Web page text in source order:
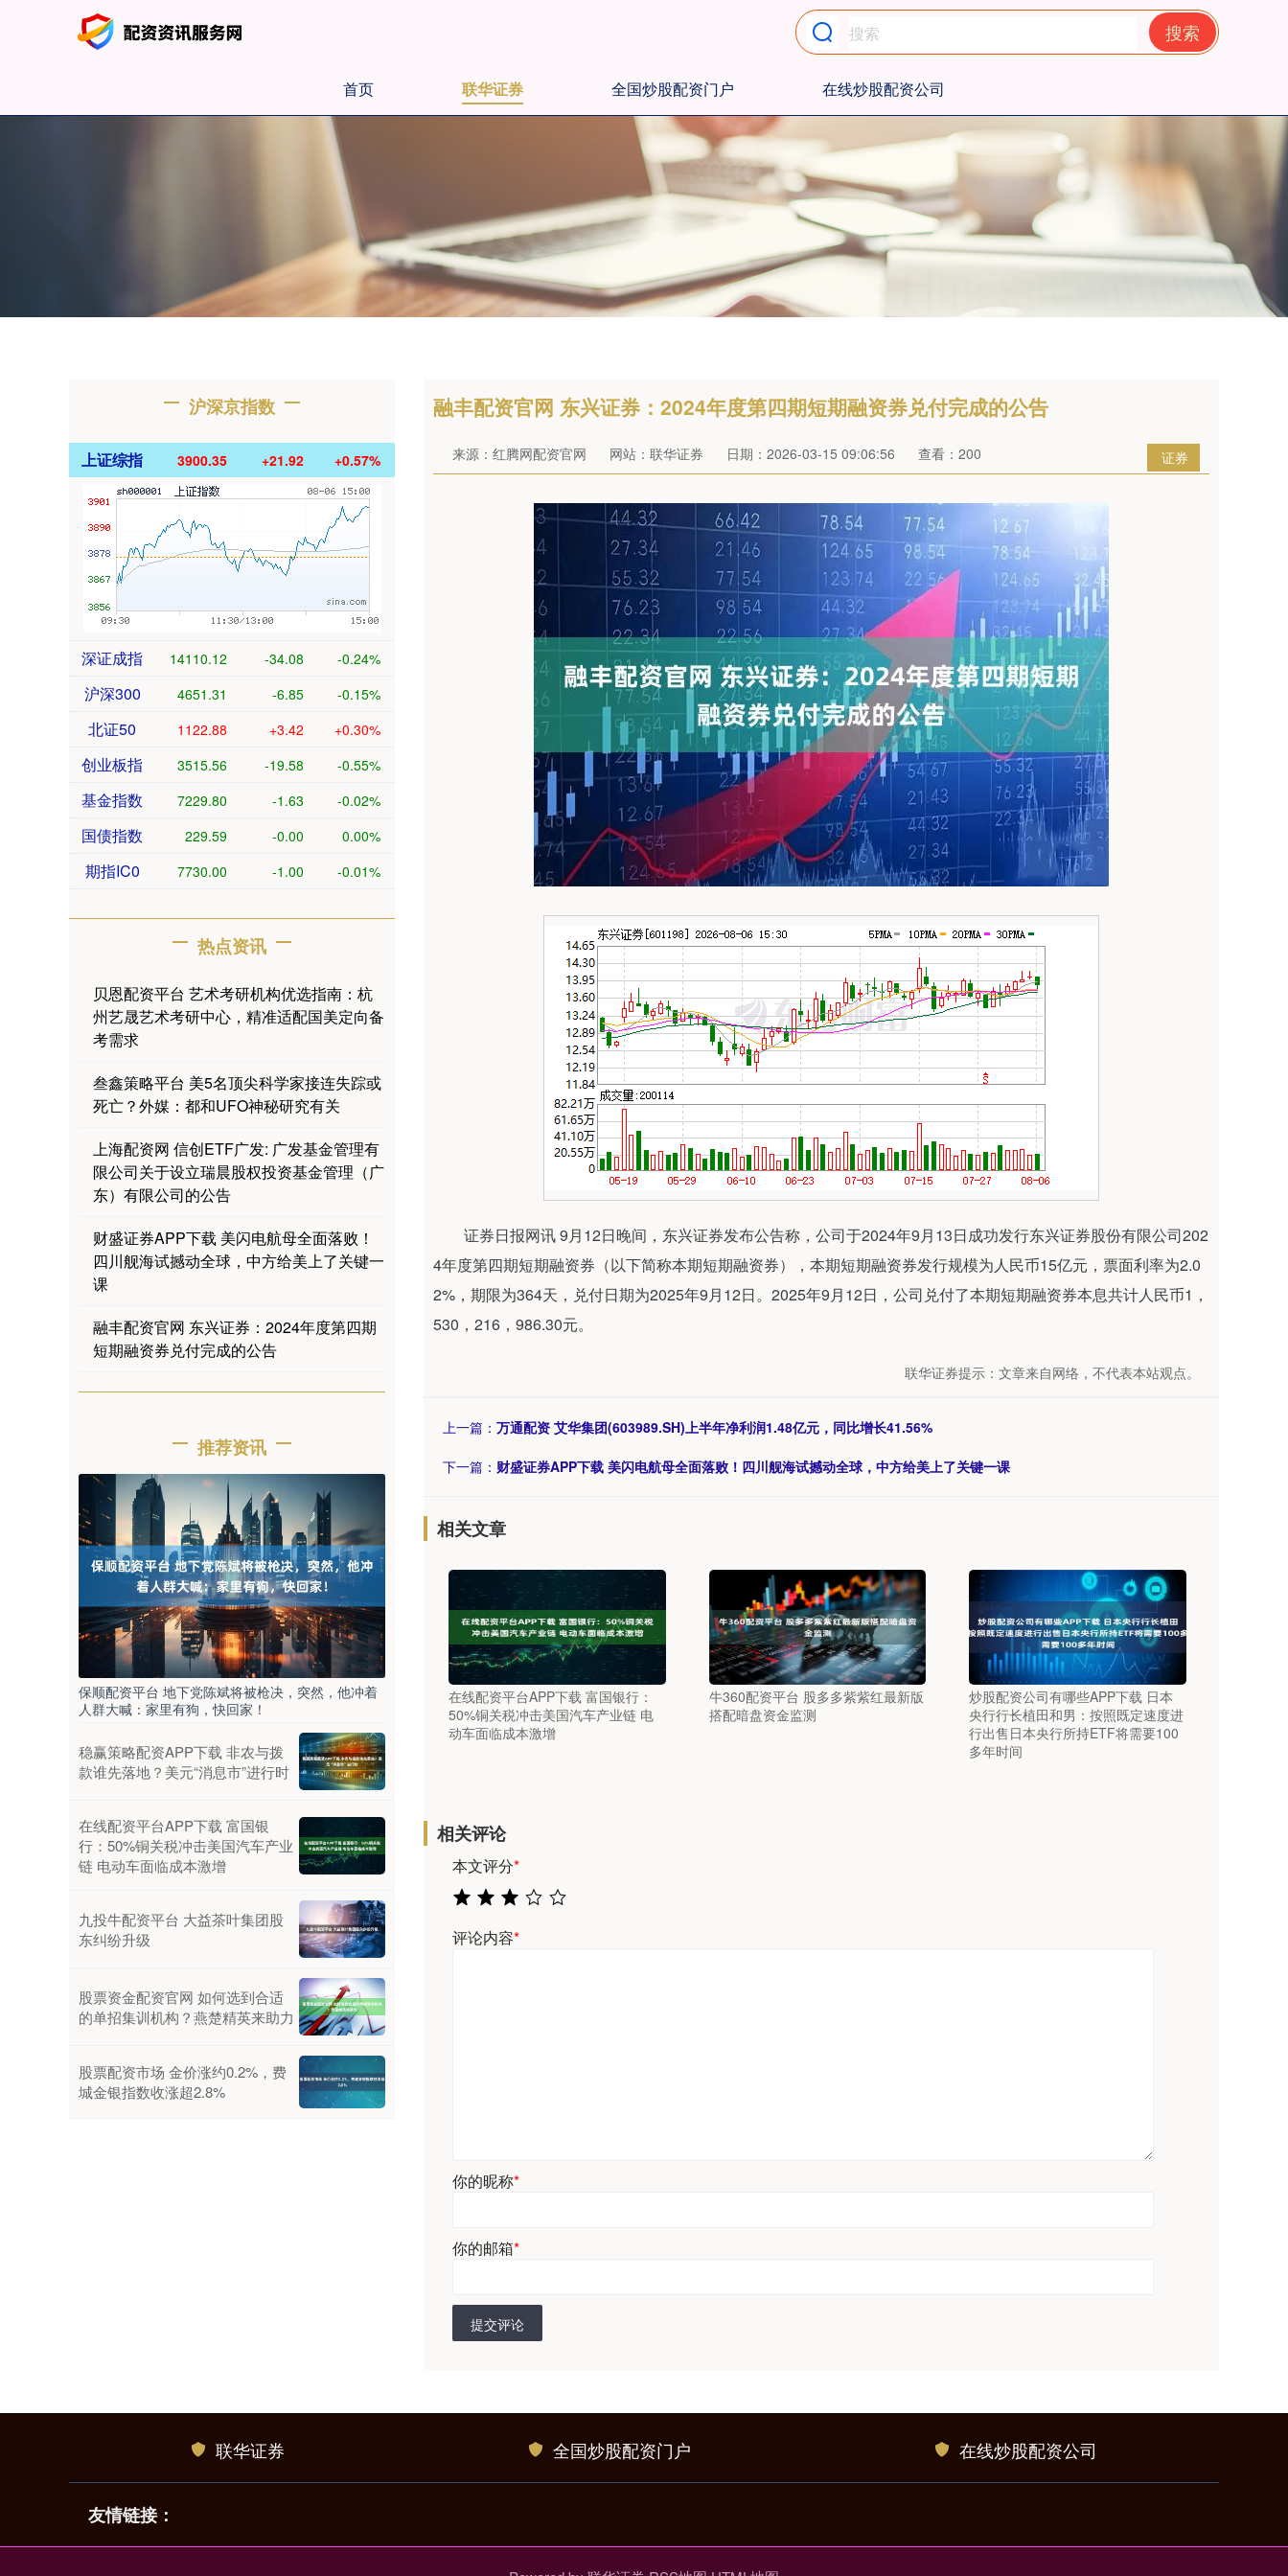
搜索
首页 联华证券 全国炒股配资门户 在线炒股配资公司
融丰配资官网 东兴证券：2024年度第四期短期融资券兑付完成的公告
证券
来源：红腾网配资官网 网站：联华证券 日期：2026-03-15 09:06:56 查看：200
证券日报网讯 9月12日晚间，东兴证券发布公告称，公司于2024年9月13日成功发行东兴证券股份有限公司202
4年度第四期短期融资券（以下简称本期短期融资券），本期短期融资券发行规模为人民币15亿元，票面利率为2.0
2%，期限为364天，兑付日期为2025年9月12日。2025年9月12日，公司兑付了本期短期融资券本息共计人民币1，
530，216，986.30元。
联华证券提示：文章来自网络，不代表本站观点。
上一篇： 万通配资 艾华集团(603989.SH)上半年净利润1.48亿元，同比增长41.56%
下一篇： 财盛证券APP下载 美闪电航母全面落败！四川舰海试撼动全球，中方给美上了关键一课
相关文章
在线配资平台APP下载 富国银行：
50%铜关税冲击美国汽车产业链 电
动车面临成本激增
牛360配资平台 股多多紫紫红最新版
搭配暗盘资金监测
炒股配资公司有哪些APP下载 日本
央行行长植田和男：按照既定速度进
行出售日本央行所持ETF将需要100
多年时间
相关评论
本文评分*
评论内容*
你的昵称*
你的邮箱*
提交评论
沪深京指数
上证综指 3900.35 +21.92 +0.57%
深证成指 14110.12 -34.08 -0.24%
沪深300 4651.31 -6.85 -0.15%
北证50 1122.88 +3.42 +0.30%
创业板指 3515.56 -19.58 -0.55%
基金指数 7229.80 -1.63 -0.02%
国债指数 229.59 -0.00 0.00%
期指IC0 7730.00 -1.00 -0.01%
热点资讯
贝恩配资平台 艺术考研机构优选指南：杭
州艺晟艺术考研中心，精准适配国美定向备
考需求
叁鑫策略平台 美5名顶尖科学家接连失踪或
死亡？外媒：都和UFO神秘研究有关
上海配资网 信创ETF广发: 广发基金管理有
限公司关于设立瑞晨股权投资基金管理（广
东）有限公司的公告
财盛证券APP下载 美闪电航母全面落败！
四川舰海试撼动全球，中方给美上了关键一
课
融丰配资官网 东兴证券：2024年度第四期
短期融资券兑付完成的公告
推荐资讯
保顺配资平台 地下党陈斌将被枪决，突然，他冲着
人群大喊：家里有狗，快回家！
稳赢策略配资APP下载 非农与拨
款谁先落地？美元“消息市”进行时
在线配资平台APP下载 富国银
行：50%铜关税冲击美国汽车产业
链 电动车面临成本激增
九投牛配资平台 大益茶叶集团股
东纠纷升级
股票资金配资官网 如何选到合适
的单招集训机构？燕楚精英来助力
股票配资市场 金价涨约0.2%，费
城金银指数收涨超2.8%
联华证券 全国炒股配资门户 在线炒股配资公司
友情链接：